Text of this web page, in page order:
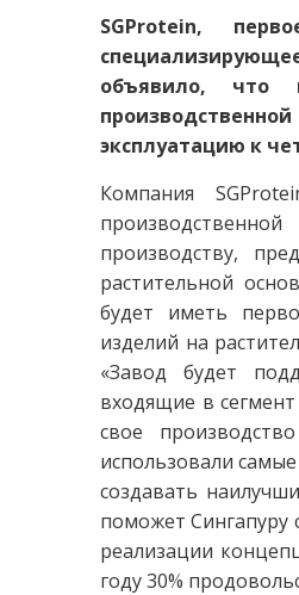
SGProtein,
объявило, что
эксплуатацию к
Компания
производству,
растительной
будет иметь
изделий на
«Завод будет
входящие в
свое
использовали
создавать
поможет Сингапуру
реализации
году 30%